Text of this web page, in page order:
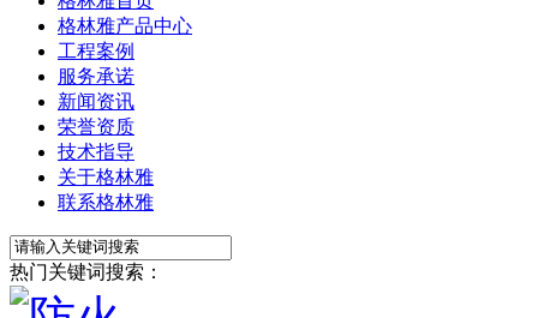
格林雅产品中心
工程案例
服务承诺
新闻资讯
荣誉资质
技术指导
关于格林雅
联系格林雅
热门关键词搜索：